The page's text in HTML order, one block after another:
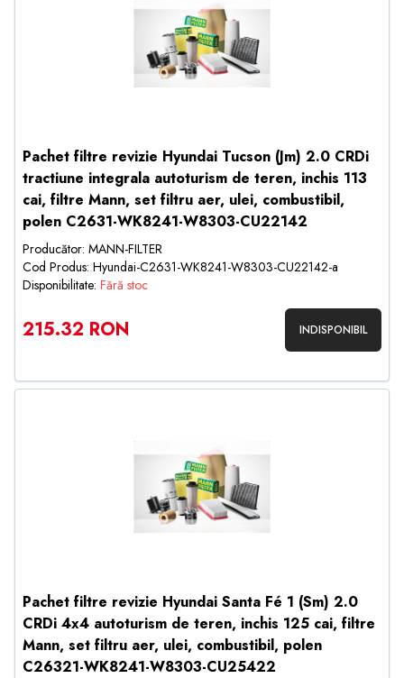
Pachet filtre revizie Hyundai Tucson (Jm) 2.0 CRDi
tractiune integrala autoturism de teren, inchis 113
cai, filtre Mann, set filtru aer, ulei, combustibil,
polen C2631-WK8241-W8303-CU22142
Producător: MANN-FILTER
Cod Produs: Hyundai-C2631-WK8241-W8303-CU22142-a
Disponibilitate: Fără stoc
215.32 RON INDISPONIBIL
Pachet filtre revizie Hyundai Santa Fé 1 (Sm) 2.0
CRDi 4x4 autoturism de teren, inchis 125 cai, filtre
Mann, set filtru aer, ulei, combustibil, polen
C26321-WK8241-W8303-CU25422